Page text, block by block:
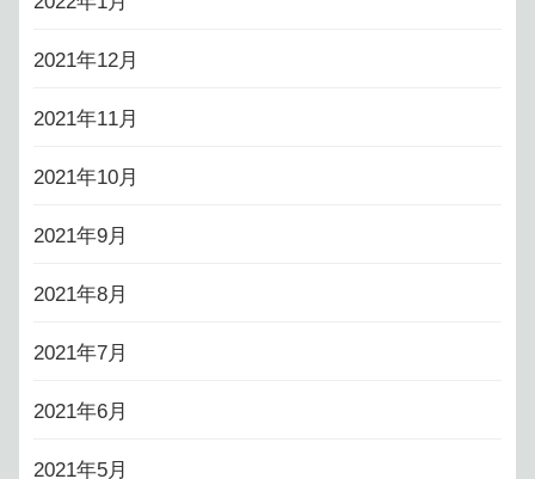
2021年12月
2021年11月
2021年10月
2021年9月
2021年8月
2021年7月
2021年6月
2021年5月